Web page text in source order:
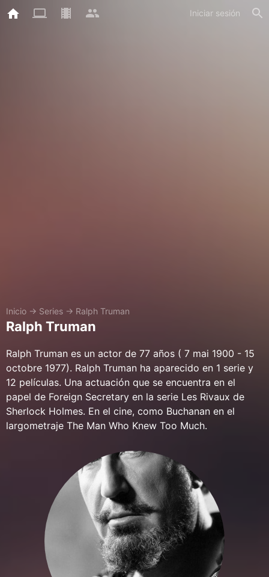
Iniciar sesión
Inicio → Series → Ralph Truman
Ralph Truman
Ralph Truman es un actor de 77 años ( 7 mai 1900 - 15
octobre 1977). Ralph Truman ha aparecido en 1 serie y
12 películas. Una actuación que se encuentra en el
papel de Foreign Secretary en la serie Les Rivaux de
Sherlock Holmes. En el cine, como Buchanan en el
largometraje The Man Who Knew Too Much.